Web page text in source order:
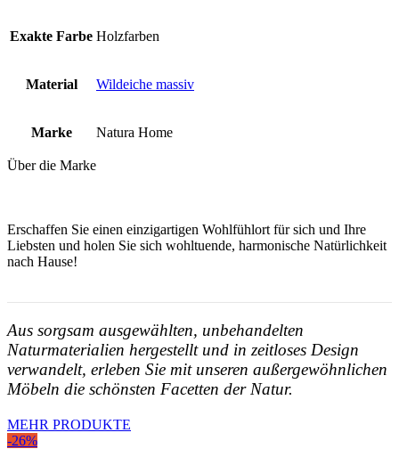
Exakte Farbe Holzfarben
Material Wildeiche massiv
Marke Natura Home
Über die Marke
Erschaffen Sie einen einzigartigen Wohlfühlort für sich und Ihre
Liebsten und holen Sie sich wohltuende, harmonische Natürlichkeit
nach Hause!
Aus sorgsam ausgewählten, unbehandelten
Naturmaterialien hergestellt und in zeitloses Design
verwandelt, erleben Sie mit unseren außergewöhnlichen
Möbeln die schönsten Facetten der Natur.
MEHR PRODUKTE
-26%